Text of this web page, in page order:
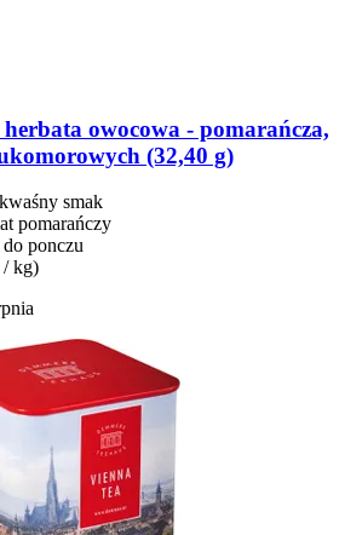
owocowa -​ pomarańcza,
(32,40 g)
smak
pomarańczy
ponczu
/ kg)